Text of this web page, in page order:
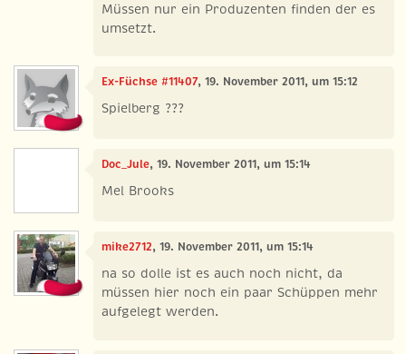
Müssen nur ein Produzenten finden der es
umsetzt.
Ex-Füchse #11407, 19. November 2011, um 15:12
Spielberg ???
Doc_Jule, 19. November 2011, um 15:14
Mel Brooks
mike2712, 19. November 2011, um 15:14
na so dolle ist es auch noch nicht, da
müssen hier noch ein paar Schüppen mehr
aufgelegt werden.